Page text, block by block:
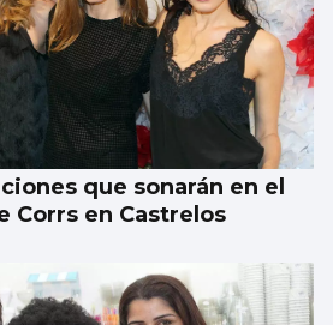
un 9% en el último mes y
que sonarán en el
Corrs en Castrelos